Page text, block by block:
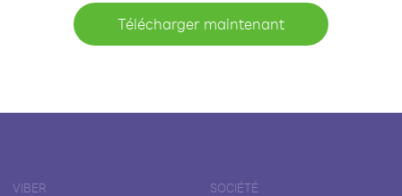
Télécharger maintenant
VIBER SOCIÉTÉ